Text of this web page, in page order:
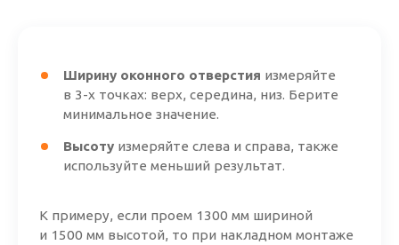
Ширину оконного отверстия измеряйте
в 3-х точках: верх, середина, низ. Берите
минимальное значение.
Высоту измеряйте слева и справа, также
используйте меньший результат.
К примеру, если проем 1300 мм шириной
и 1500 мм высотой, то при накладном монтаже